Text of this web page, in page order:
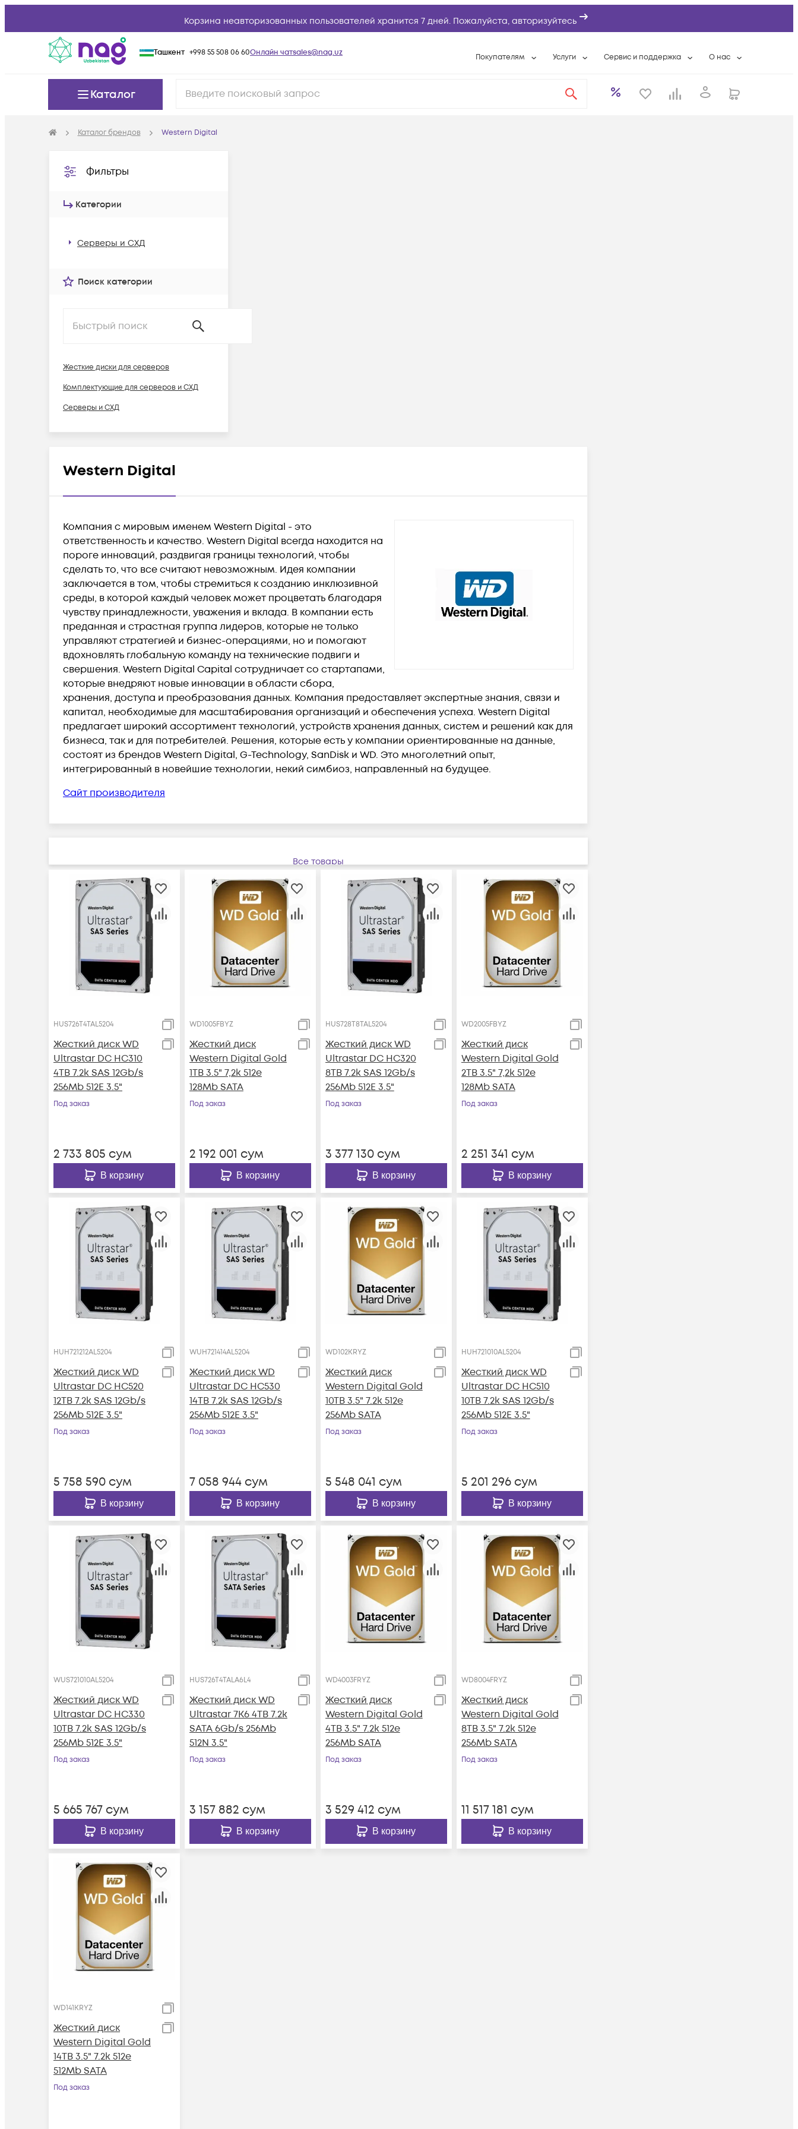
Корзина неавторизованных пользователей хранится 7 дней. Пожалуйста, авторизуйтесь
Ташкент +998 55 508 06 60Онлайн чатsales@nag.uz Покупателям Услуги
Расширенная гарантия
Сервис и поддержка
Разовые выездные работы
О нас
Контактная
Каталог
Каталог брендов Western Digital
Фильтры
Категории
Серверы и СХД
Поиск категории
Жесткие диски для серверов
Комплектующие для серверов и СХД
Серверы и СХД
Western Digital
Компания с мировым именем Western Digital - это
ответственность и качество. Western Digital всегда находится на
пороге инноваций, раздвигая границы технологий, чтобы
сделать то, что все считают невозможным. Идея компании
заключается в том, чтобы стремиться к созданию инклюзивной
среды, в которой каждый человек может процветать благодаря
чувству принадлежности, уважения и вклада. В компании есть
преданная и страстная группа лидеров, которые не только
управляют стратегией и бизнес-операциями, но и помогают
вдохновлять глобальную команду на технические подвиги и
свершения. Western Digital Capital сотрудничает со стартапами,
которые внедряют новые инновации в области сбора,
хранения, доступа и преобразования данных. Компания предоставляет экспертные знания, связи и
капитал, необходимые для масштабирования организаций и обеспечения успеха. Western Digital
предлагает широкий ассортимент технологий, устройств хранения данных, систем и решений как для
бизнеса, так и для потребителей. Решения, которые есть у компании ориентированные на данные,
состоят из брендов Western Digital, G-Technology, SanDisk и WD. Это многолетний опыт,
интегрированный в новейшие технологии, некий симбиоз, направленный на будущее.
Сайт производителя
Все товары
HUS726T4TAL5204
Жесткий диск WD
Ultrastar DC HC310
4TB 7.2k SAS 12Gb/s
256Mb 512E 3.5"
Под заказ
2 733 805 сум
В корзину
WD1005FBYZ
Жесткий диск
Western Digital Gold
1TB 3.5" 7,2k 512e
128Mb SATA
Под заказ
2 192 001 сум
В корзину
HUS728T8TAL5204
Жесткий диск WD
Ultrastar DC HC320
8TB 7.2k SAS 12Gb/s
256Mb 512E 3.5"
Под заказ
3 377 130сум
В корзину
WD2005FBYZ
Жесткий диск
Western Digital Gold
2TB 3.5" 7,2k 512e
128Mb SATA
Под заказ
2 251 341 сум
В корзину
HUH721212AL5204
Жесткий диск WD
Ultrastar DC HC520
12TB 7.2k SAS 12Gb/s
256Mb 512E 3.5"
Под заказ
5 758 590 сум
В корзину
WUH721414AL5204
Жесткий диск WD
Ultrastar DC HC530
14TB 7.2k SAS 12Gb/s
256Mb 512E 3.5"
Под заказ
7 058 944сум
В корзину
WD102KRYZ
Жесткий диск
Western Digital Gold
10TB 3.5" 7.2k 512e
256Mb SATA
Под заказ
5 548 041 сум
В корзину
HUH721010AL5204
Жесткий диск WD
Ultrastar DC HC510
10TB 7.2k SAS 12Gb/s
256Mb 512E 3.5"
Под заказ
5 201 296сум
В корзину
WUS721010AL5204
Жесткий диск WD
Ultrastar DC HC330
10TB 7.2k SAS 12Gb/s
256Mb 512E 3.5"
Под заказ
5 665 767 сум
В корзину
HUS726T4TALA6L4
Жесткий диск WD
Ultrastar 7K6 4TB 7.2k
SATA 6Gb/s 256Mb
512N 3.5"
Под заказ
3 157 882 сум
В корзину
WD4003FRYZ
Жесткий диск
Western Digital Gold
4TB 3.5" 7.2k 512e
256Mb SATA
Под заказ
3 529 412 сум
В корзину
WD8004FRYZ
Жесткий диск
Western Digital Gold
8TB 3.5" 7.2k 512e
256Mb SATA
Под заказ
11 517 181 сум
В корзину
WD141KRYZ
Жесткий диск
Western Digital Gold
14TB 3.5" 7.2k 512e
512Mb SATA
Под заказ